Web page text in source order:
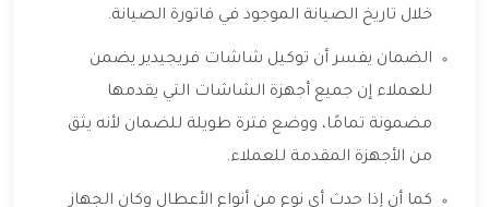
خلال تاريخ الصيانة الموجود في فاتورة الصيانة.
الضمان يفسر أن توكيل شاشات فريجيدير يضمن
للعملاء إن جميع أجهزة الشاشات التي يقدمها
مضمونة تمامًا، ووضع فترة طويلة للضمان لأنه يثق
من الأجهزة المقدمة للعملاء.
كما أن إذا حدث أي نوع من أنواع الأعطال وكان الجهاز